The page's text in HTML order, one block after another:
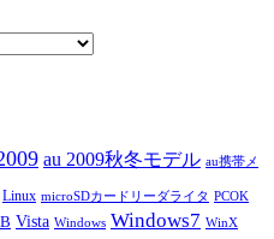
au 2009秋冬モデル au携帯メ
Linux microSDカードリーダライタ PCOK
Vista Windows Windows7 WinX